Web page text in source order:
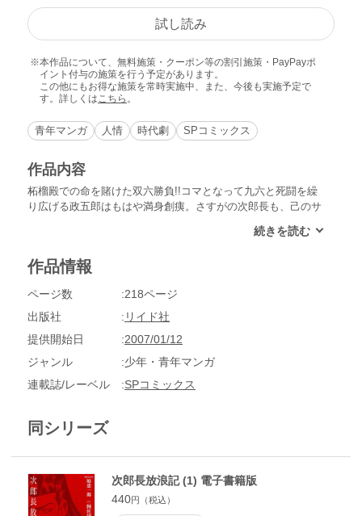
試し読み
本作品について、無料施策・クーポン等の割引施策・PayPayポ
イント付与の施策を行う予定があります。
この他にもお得な施策を常時実施中、また、今後も実施予定で
す。詳しくは こちら 。
青年マンガ 人情 時代劇 SPコミックス
作品内容
柘榴殿での命を賭けた双六勝負!!コマとなって九六と死闘を繰
り広げる政五郎はもはや満身創痍。さすがの次郎長も、己のサ
恐怖を感じていた。しかし、次郎長がその恐怖を克服した時、
どちらか――!?
作品情報
ページ数
218ページ
出版社
リイド社
提供開始日
2007/01/12
ジャンル
少年・青年マンガ
連載誌/レーベル
SPコミックス
同シリーズ
次郎長放浪記 (1) 電子書籍版
440円（税込）